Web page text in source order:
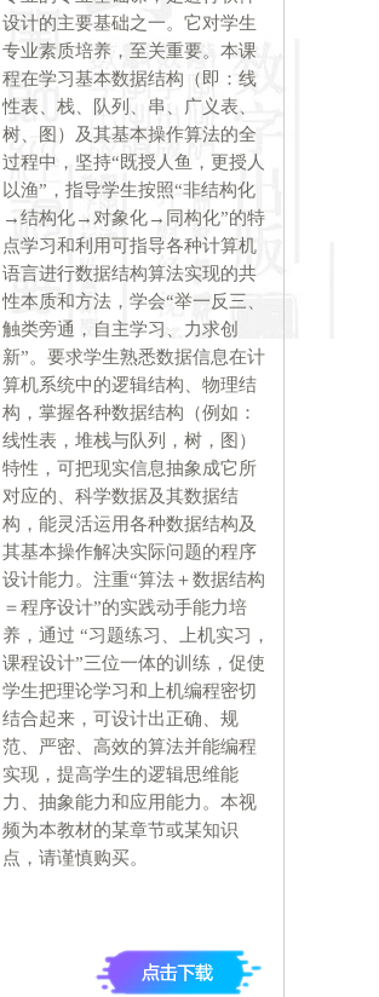
设计的主要基础之一。它对学生
专业素质培养，至关重要。本课
程在学习基本数据结构（即：线
性表、栈、队列、串、广义表、
树、图）及其基本操作算法的全
过程中，坚持“既授人鱼，更授人
以渔”，指导学生按照“非结构化
→结构化→对象化→同构化”的特
点学习和利用可指导各种计算机
语言进行数据结构算法实现的共
性本质和方法，学会“举一反三、
触类旁通，自主学习、力求创
新”。要求学生熟悉数据信息在计
算机系统中的逻辑结构、物理结
构，掌握各种数据结构（例如：
线性表，堆栈与队列，树，图）
特性，可把现实信息抽象成它所
对应的、科学数据及其数据结
构，能灵活运用各种数据结构及
其基本操作解决实际问题的程序
设计能力。注重“算法＋数据结构
＝程序设计”的实践动手能力培
养，通过 “习题练习、上机实习，
课程设计”三位一体的训练，促使
学生把理论学习和上机编程密切
结合起来，可设计出正确、规
范、严密、高效的算法并能编程
实现，提高学生的逻辑思维能
力、抽象能力和应用能力。本视
频为本教材的某章节或某知识
点，请谨慎购买。